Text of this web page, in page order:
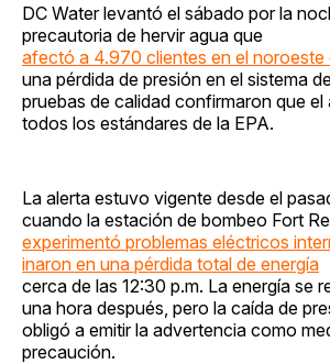
DC Water levantó el sábado por la
precautoria de hervir agua que
afectó a 4.970 clientes en el noroeste
una pérdida de presión en el sistema
pruebas de calidad confirmaron que
todos los estándares de la EPA.
La alerta estuvo vigente desde el
cuando la estación de bombeo Fort
experimentó problemas eléctricos
inaron en una pérdida total de energía
cerca de las 12:30 p.m. La energía se
una hora después, pero la caída de
obligó a emitir la advertencia como
precaución.